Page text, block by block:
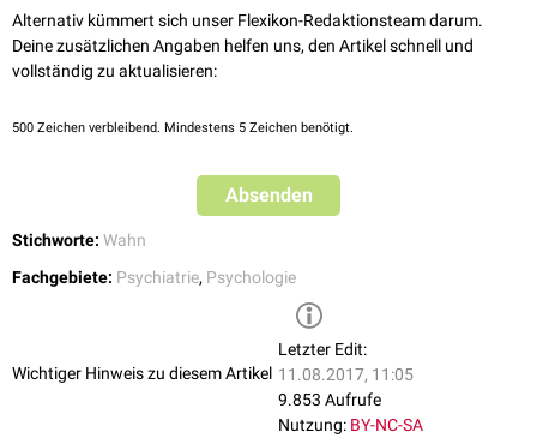
Alternativ kümmert sich unser Flexikon-Redaktionsteam darum.
Deine zusätzlichen Angaben helfen uns, den Artikel schnell und
vollständig zu aktualisieren:
500 Zeichen verbleibend. Mindestens 5 Zeichen benötigt.
Absenden
Stichworte: Wahn
Fachgebiete: Psychiatrie, Psychologie
Wichtiger Hinweis zu diesem Artikel
Letzter Edit:
11.08.2017, 11:05
9.853 Aufrufe
Nutzung: BY-NC-SA